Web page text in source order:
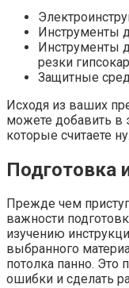
Инструменты
Инструменты
резки
Защитные
Исходя из ваших
можете добавить в
которые считаете
Подготовка
Прежде чем
важности
изучению
выбранного
потолка панно.
ошибки и сделать